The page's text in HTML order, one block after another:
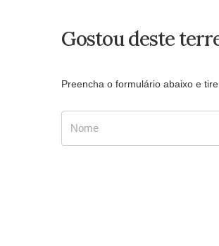
Gostou deste
Preencha o formulário abaixo e